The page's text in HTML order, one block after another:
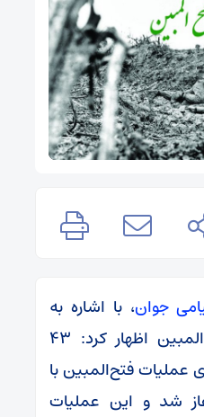
جوان، با اشاره به
عملیات تاریخ‌ساز فتح‌المبین اظهار کرد: ۴۳
فتح‌المبین با
شد و این عملیات